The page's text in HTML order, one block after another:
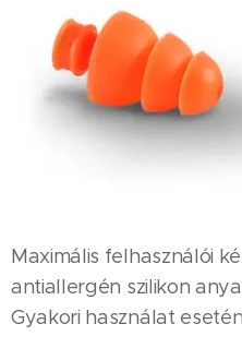
Maximális felhasználói
antiallergén szilikon
Gyakori használat esetén